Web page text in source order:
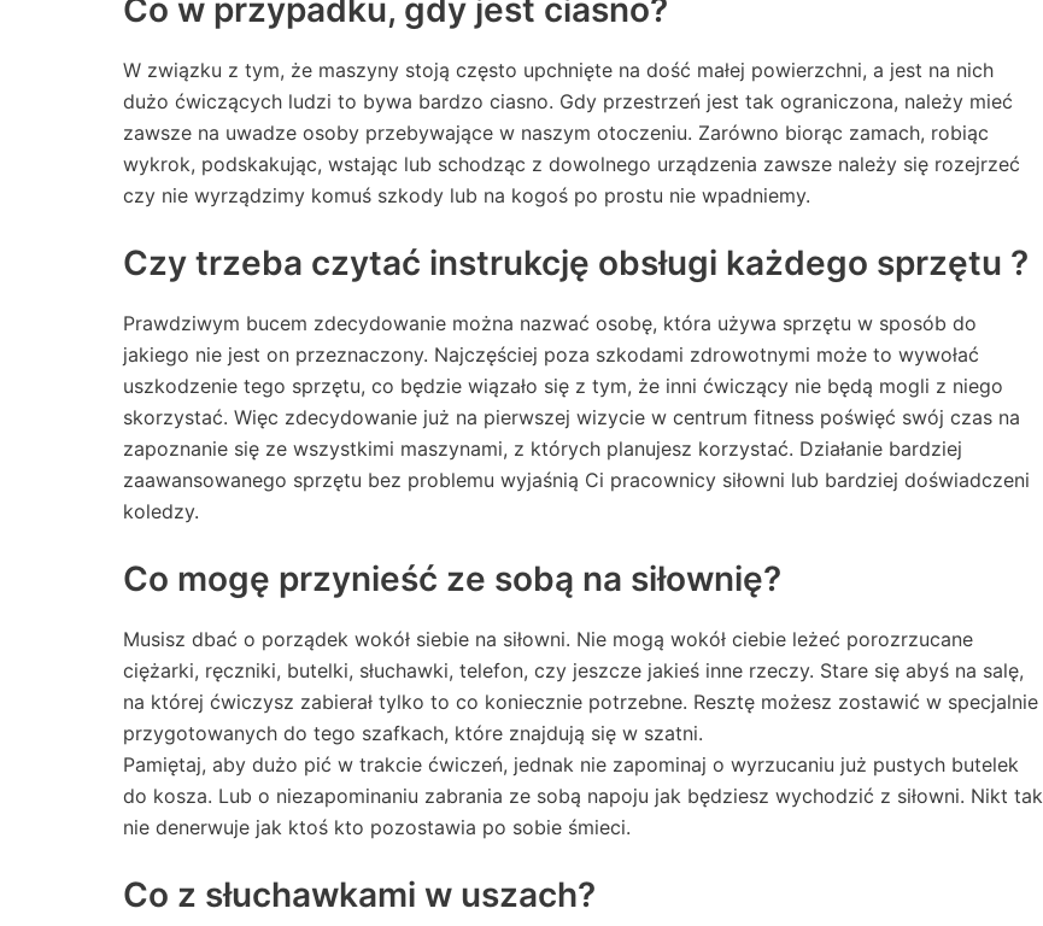
Co w przypadku, gdy jest ciasno?
W związku z tym, że maszyny stoją często upchnięte na dość małej powierzchni, a jest na nich
dużo ćwiczących ludzi to bywa bardzo ciasno. Gdy przestrzeń jest tak ograniczona, należy mieć
zawsze na uwadze osoby przebywające w naszym otoczeniu. Zarówno biorąc zamach, robiąc
wykrok, podskakując, wstając lub schodząc z dowolnego urządzenia zawsze należy się rozejrzeć
czy nie wyrządzimy komuś szkody lub na kogoś po prostu nie wpadniemy.
Czy trzeba czytać instrukcję obsługi każdego sprzętu ?
Prawdziwym bucem zdecydowanie można nazwać osobę, która używa sprzętu w sposób do
jakiego nie jest on przeznaczony. Najczęściej poza szkodami zdrowotnymi może to wywołać
uszkodzenie tego sprzętu, co będzie wiązało się z tym, że inni ćwiczący nie będą mogli z niego
skorzystać. Więc zdecydowanie już na pierwszej wizycie w centrum fitness poświęć swój czas na
zapoznanie się ze wszystkimi maszynami, z których planujesz korzystać. Działanie bardziej
zaawansowanego sprzętu bez problemu wyjaśnią Ci pracownicy siłowni lub bardziej doświadczeni
koledzy.
Co mogę przynieść ze sobą na siłownię?
Musisz dbać o porządek wokół siebie na siłowni. Nie mogą wokół ciebie leżeć porozrzucane
ciężarki, ręczniki, butelki, słuchawki, telefon, czy jeszcze jakieś inne rzeczy. Stare się abyś na salę,
na której ćwiczysz zabierał tylko to co koniecznie potrzebne. Resztę możesz zostawić w specjalnie
przygotowanych do tego szafkach, które znajdują się w szatni.
Pamiętaj, aby dużo pić w trakcie ćwiczeń, jednak nie zapominaj o wyrzucaniu już pustych butelek
do kosza. Lub o niezapominaniu zabrania ze sobą napoju jak będziesz wychodzić z siłowni. Nikt tak
nie denerwuje jak ktoś kto pozostawia po sobie śmieci.
Co z słuchawkami w uszach?